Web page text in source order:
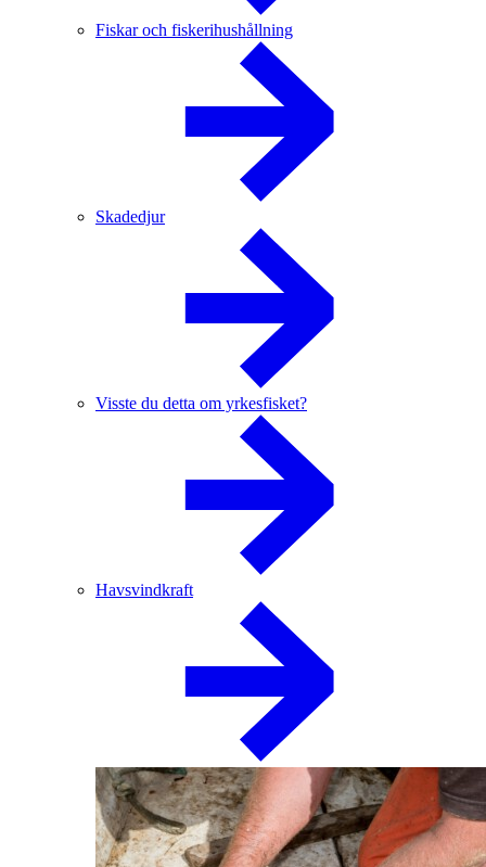
Fiskar och fiskerihushållning
Skadedjur
Visste du detta om yrkesfisket?
Havsvindkraft